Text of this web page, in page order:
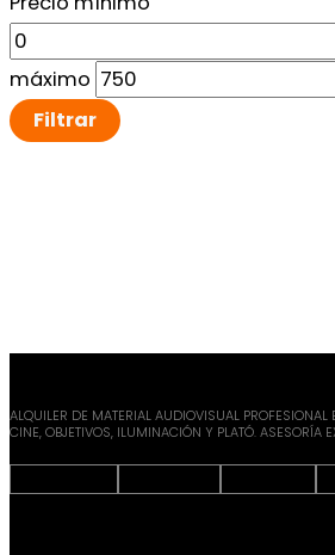
máximo
Filtrar
ALQUILER DE MATERIAL AUDIOVISUAL
CINE, OBJETIVOS, ILUMINACIÓN Y PLATÓ. ASESORÍA